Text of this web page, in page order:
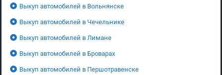
Выкуп автомобилей в Вольнянске
Выкуп автомобилей в Чечельнике
Выкуп автомобилей в Лимане
Выкуп автомобилей в Броварах
Выкуп автомобилей в Першотравенске